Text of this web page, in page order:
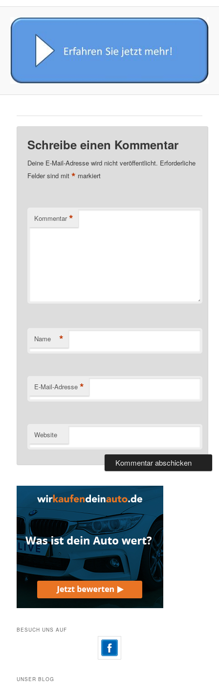
Schreibe einen Kommentar
Deine E-Mail-Adresse wird nicht veröffentlicht. Erforderliche
Felder sind mit* markiert
Kommentar *
Name *
E-Mail-Adresse *
Website
BESUCH UNS AUF
UNSER BLOG